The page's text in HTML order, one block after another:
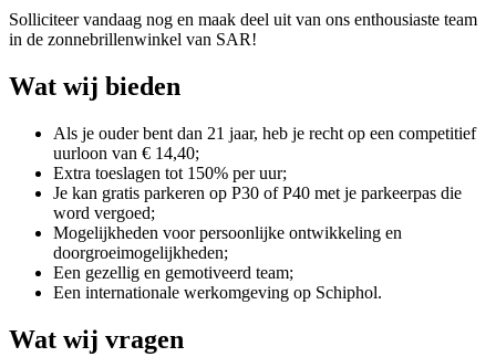
Solliciteer vandaag nog en maak deel uit van ons enthousiaste team
in de zonnebrillenwinkel van SAR!
Wat wij bieden
Als je ouder bent dan 21 jaar, heb je recht op een competitief
uurloon van € 14,40;
Extra toeslagen tot 150% per uur;
Je kan gratis parkeren op P30 of P40 met je parkeerpas die
word vergoed;
Mogelijkheden voor persoonlijke ontwikkeling en
doorgroeimogelijkheden;
Een gezellig en gemotiveerd team;
Een internationale werkomgeving op Schiphol.
Wat wij vragen